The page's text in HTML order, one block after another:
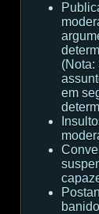
(Nota:
em